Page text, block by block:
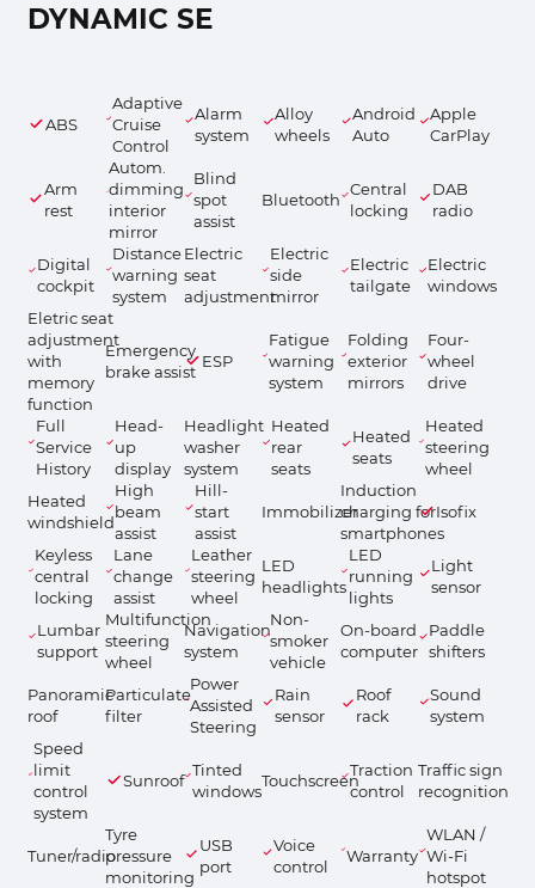
DYNAMIC SE
ABS
Adaptive
Cruise
Control
Alarm
system
Alloy
wheels
Android
Auto
Apple
CarPlay
Arm
rest
Autom.
dimming
interior
mirror
Blind
spot
assist
Bluetooth
Central
locking
DAB
radio
Digital
cockpit
Distance
warning
system
Electric
seat
adjustment
Electric
side
mirror
Electric
tailgate
Electric
windows
Eletric seat
adjustment
with
memory
function
Emergency
brake assist
ESP
Fatigue
warning
system
Folding
exterior
mirrors
Four-
wheel
drive
Full
Service
History
Head-
up
display
Headlight
washer
system
Heated
rear
seats
Heated
seats
Heated
steering
wheel
Heated
windshield
High
beam
assist
Hill-
start
assist
Immobilizer
Induction
charging for
smartphones
Isofix
Keyless
central
locking
Lane
change
assist
Leather
steering
wheel
LED
headlights
LED
running
lights
Light
sensor
Lumbar
support
Multifunction
steering
wheel
Navigation
system
Non-
smoker
vehicle
On-board
computer
Paddle
shifters
Panoramic
roof
Particulate
filter
Power
Assisted
Steering
Rain
sensor
Roof
rack
Sound
system
Speed
limit
control
system
Sunroof
Tinted
windows
Touchscreen
Traction
control
Traffic sign
recognition
Tuner/radio
Tyre
pressure
monitoring
USB
port
Voice
control
Warranty
WLAN /
Wi-Fi
hotspot